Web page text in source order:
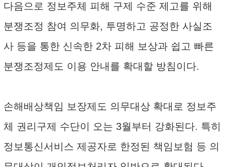
다음으로 정보주체 피해 구제 수준 제고를 위해
분쟁조정 참여 의무화, 투명하고 공정한 사실조
사 등을 통한 신속한 2차 피해 보상과 쉽고 빠른
분쟁조정제도 이용 안내를 확대할 방침이다.
손해배상책임 보장제도 의무대상 확대로 정보주
체 권리구제 수단이 오는 3월부터 강화된다. 특히
정보통신서비스 제공자로 한정된 책임보험 등 의